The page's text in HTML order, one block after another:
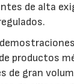
de alta
productos
de gran